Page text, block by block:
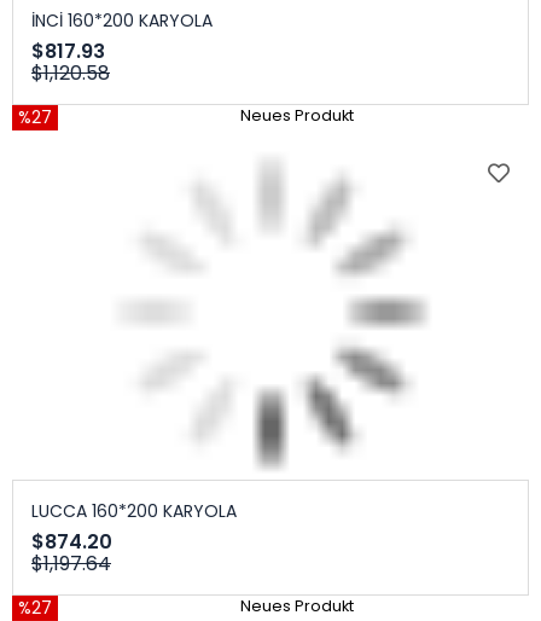
İNCİ 160*200 KARYOLA
$817.93
$1,120.58
%27 Neues Produkt
LUCCA 160*200 KARYOLA
$874.20
$1,197.64
%27 Neues Produkt